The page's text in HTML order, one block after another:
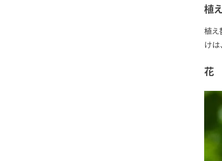
植
植え
けは
花